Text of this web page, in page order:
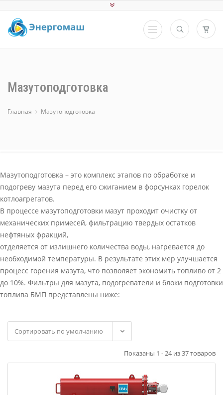
Мазутоподготовка
Главная Мазутоподготовка
Мазутоподготовка – это комплекс этапов по обработке и
подогреву мазута перед его сжиганием в форсунках горелок
котлоагрегатов.
В процессе мазутоподготовки мазут проходит очистку от
механических примесей, фильтрацию твердых остатков
нефтяных фракций,
отделяется от излишнего количества воды, нагревается до
необходимой температуры. В результате этих мер улучшается
процесс горения мазута, что позволяет экономить топливо от 2
до 10%. Фильтры для мазута, подогреватели и блоки подготовки
топлива БМП представлены ниже:
Показаны 1 - 24 из 37 товаров